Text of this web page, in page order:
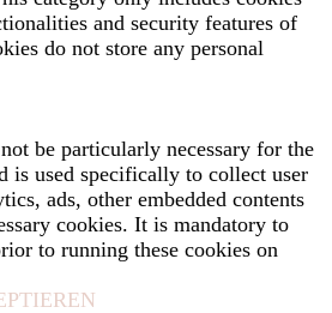
and security features of
do not store any personal
be particularly necessary for the
is used specifically to collect user
ads, other embedded contents
cookies. It is mandatory to
to running these cookies on